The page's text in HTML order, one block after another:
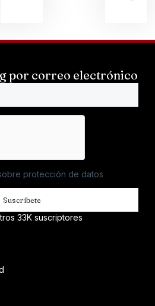
por correo electrónico
protección de datos
Suscríbete
33K suscriptores